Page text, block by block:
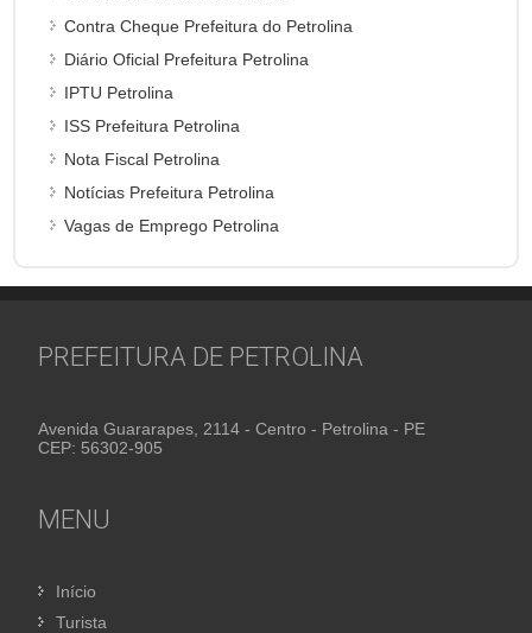
Contra Cheque Prefeitura do Petrolina
Diário Oficial Prefeitura Petrolina
IPTU Petrolina
ISS Prefeitura Petrolina
Nota Fiscal Petrolina
Notícias Prefeitura Petrolina
Vagas de Emprego Petrolina
PREFEITURA DE PETROLINA
Avenida Guararapes, 2114 - Centro - Petrolina - PE
CEP: 56302-905
MENU
Início
Turista